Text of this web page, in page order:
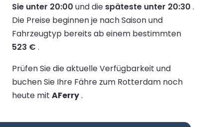
Sie unter 20:00 und die späteste unter 20:30 .
Die Preise beginnen je nach Saison und
Fahrzeugtyp bereits ab einem bestimmten
523 € .
Prüfen Sie die aktuelle Verfügbarkeit und
buchen Sie Ihre Fähre zum Rotterdam noch
heute mit AFerry.